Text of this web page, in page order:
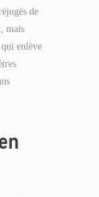
de
mais
enlève